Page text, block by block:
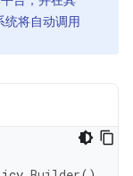
统将自动调用